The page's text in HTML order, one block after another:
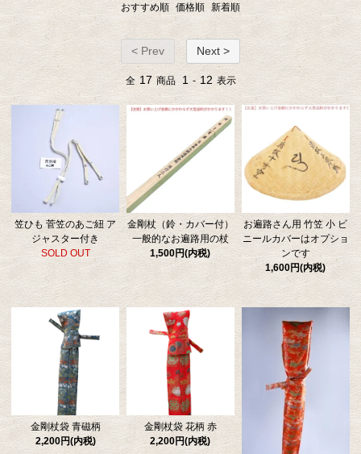
おすすめ順 価格順 新着順
< Prev Next >
全 17 商品 1 - 12 表示
笠ひも 菅笠のあご紐 ア
ジャスター付き
SOLD OUT
金剛杖（鈴・カバー付）
一般的なお遍路用の杖
1,500円(内税)
お遍路さん用 竹笠 小 ビ
ニールカバーはオプショ
ンです
1,600円(内税)
金剛杖袋 青磁柄
2,200円(内税)
金剛杖袋 花柄 赤
2,200円(内税)